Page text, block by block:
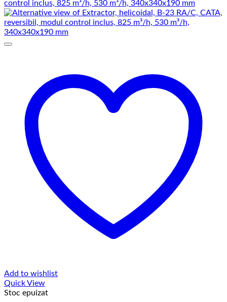
Add to wishlist
Quick View
Stoc epuizat